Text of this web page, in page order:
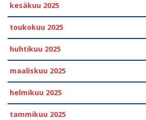
kesäkuu 2025
toukokuu 2025
huhtikuu 2025
maaliskuu 2025
helmikuu 2025
tammikuu 2025